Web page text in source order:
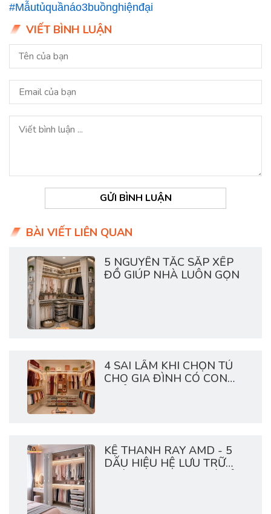
#Mẫutủquầnáo3buồnghiệnđại
VIẾT BÌNH LUẬN
GỬI BÌNH LUẬN
BÀI VIẾT LIÊN QUAN
5 NGUYÊN TẮC SẮP XẾP
ĐỒ GIÚP NHÀ LUÔN GỌN
4 SAI LẦM KHI CHỌN TỦ
CHO GIA ĐÌNH CÓ CON
KỆ THANH RAY AMD - 5
DẤU HIỆU HỆ LƯU TRỮ